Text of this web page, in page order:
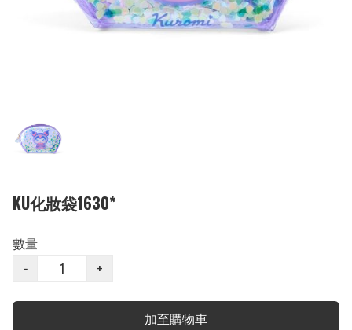
KU化妝袋1630*
數量
−
+
加至購物車